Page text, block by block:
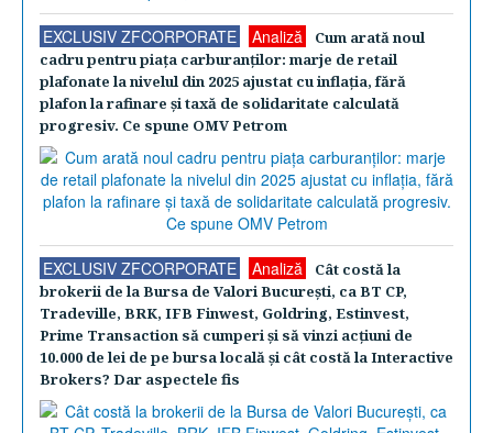
EXCLUSIV ZFCORPORATE Analiză
Cum arată noul
cadru pentru piaţa carburanţilor: marje de retail
plafonate la nivelul din 2025 ajustat cu inflaţia, fără
plafon la rafinare şi taxă de solidaritate calculată
progresiv. Ce spune OMV Petrom
EXCLUSIV ZFCORPORATE Analiză
Cât costă la
brokerii de la Bursa de Valori Bucureşti, ca BT CP,
Tradeville, BRK, IFB Finwest, Goldring, Estinvest,
Prime Transaction să cumperi şi să vinzi acţiuni de
10.000 de lei de pe bursa locală şi cât costă la Interactive
Brokers? Dar aspectele fis